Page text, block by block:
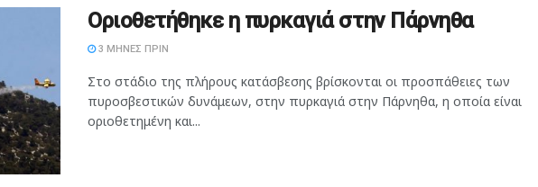
Οριοθετήθηκε η πυρκαγιά στην Πάρνηθα
3 ΜΉΝΕΣ ΠΡΙΝ
Στο στάδιο της πλήρους κατάσβεσης βρίσκονται οι προσπάθειες των
πυροσβεστικών δυνάμεων, στην πυρκαγιά στην Πάρνηθα, η οποία είναι
οριοθετημένη και...